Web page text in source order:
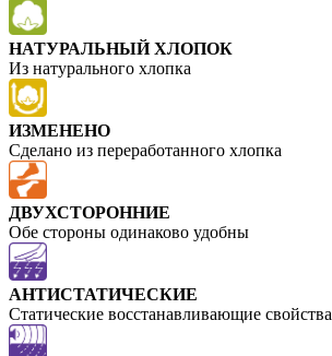
НАТУРАЛЬНЫЙ ХЛОПОК
Из натурального хлопка
ИЗМЕНЕНО
Сделано из переработанного хлопка
ДВУХСТОРОННИЕ
Обе стороны одинаково удобны
АНТИСТАТИЧЕСКИЕ
Статические восстанавливающие свойства